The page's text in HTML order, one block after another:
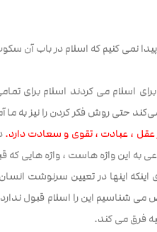
نمی کنیم که اسلام در باب آن
اسلام می کردند اسلام برای
حتی روش فکر کردن را نیز به
عقل ، عبادت ، تقوی و سعادت دارد.
به این واژه هاست ، واژه هایی که
اینکه اینها در تعیین سرنوشت
شناسیم این را اسلام قبول
فرق می کند.